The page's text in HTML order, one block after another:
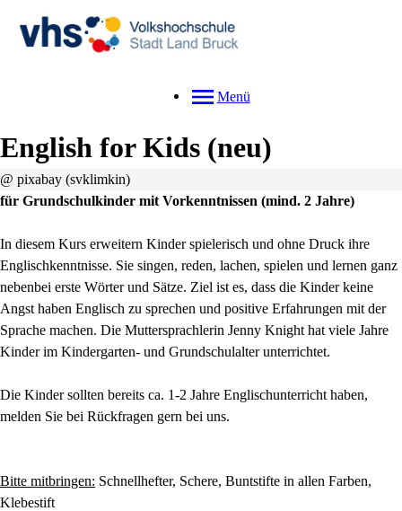
Menü
English for Kids neu
@ pixabay (svklimkin)
für Grundschulkinder mit Vorkenntnissen (mind. 2 Jahre)
In diesem Kurs erweitern Kinder spielerisch und ohne Druck ihre
Englischkenntnisse. Sie singen, reden, lachen, spielen und lernen ganz
nebenbei erste Wörter und Sätze. Ziel ist es, dass die Kinder keine
Angst haben Englisch zu sprechen und positive Erfahrungen mit der
Sprache machen. Die Muttersprachlerin Jenny Knight hat viele Jahre
Kinder im Kindergarten- und Grundschulalter unterrichtet.
Die Kinder sollten bereits ca. 1-2 Jahre Englischunterricht haben,
melden Sie bei Rückfragen gern bei uns.
Bitte mitbringen: Schnellhefter, Schere, Buntstifte in allen Farben,
Klebestift